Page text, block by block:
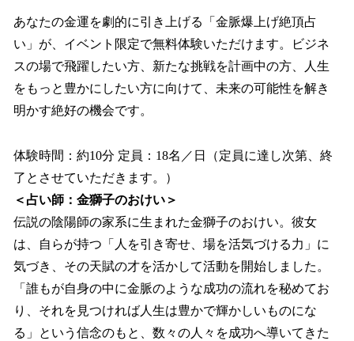
あなたの金運を劇的に引き上げる「金脈爆上げ絶頂占
い」が、イベント限定で無料体験いただけます。ビジネ
スの場で飛躍したい方、新たな挑戦を計画中の方、人生
をもっと豊かにしたい方に向けて、未来の可能性を解き
明かす絶好の機会です。
体験時間：約10分 定員：18名／日（定員に達し次第、終
了とさせていただきます。）
＜占い師：金獅子のおけい＞
伝説の陰陽師の家系に生まれた金獅子のおけい。彼女
は、自らが持つ「人を引き寄せ、場を活気づける力」に
気づき、その天賦の才を活かして活動を開始しました。
「誰もが自身の中に金脈のような成功の流れを秘めてお
り、それを見つければ人生は豊かで輝かしいものにな
る」という信念のもと、数々の人々を成功へ導いてきた